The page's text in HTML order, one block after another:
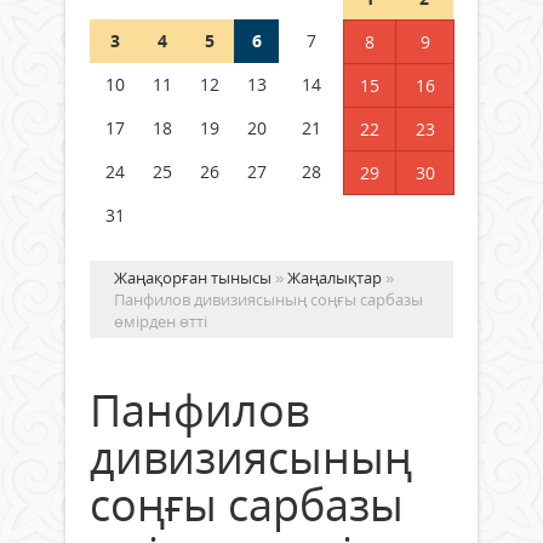
Қысқы демалыс 14 күн: 2026–
каникул кестесі бекітілді
04 тамыз 2026 ж.
3
4 5 6 7 8
9
10
11 12 13 14 15
16
17
18 19 20 21 22
23
24
25 26 27 28 29
30
31
Жаңақорған тынысы »Жаңалықтар »
Панфилов дивизиясының соңғы сарбазы
өмірден өтті
Панфилов
дивизиясының
соңғы сарбазы